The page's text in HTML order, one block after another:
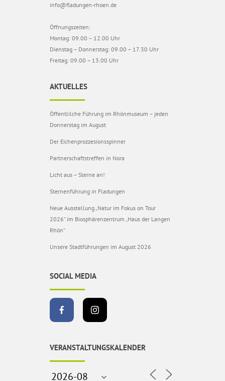
info@fladungen-rhoen.de
Öffnungszeiten:
Montag: 09.00 – 12.00 Uhr
Dienstag – Donnerstag: 09.00 – 17.30 Uhr
Freitag: 09.00 – 13.00 Uhr
AKTUELLES
Öffentlilche Führung im Rhönmuseum – jeden
Donnerstag im August
Der Eichenprozzesionsspinner
Partnerschaftstreffen in Nora
Licht aus – Sterne an!
Sternenführung in Fladungen
Neue Ausstellung „Natur im Fokus on Tour
2026“ im Biosphärenzentrum „Haus der Langen
Rhön“
Unsere Stadtführungen im August 2026
SOCIAL MEDIA
VERANSTALTUNGSKALENDER